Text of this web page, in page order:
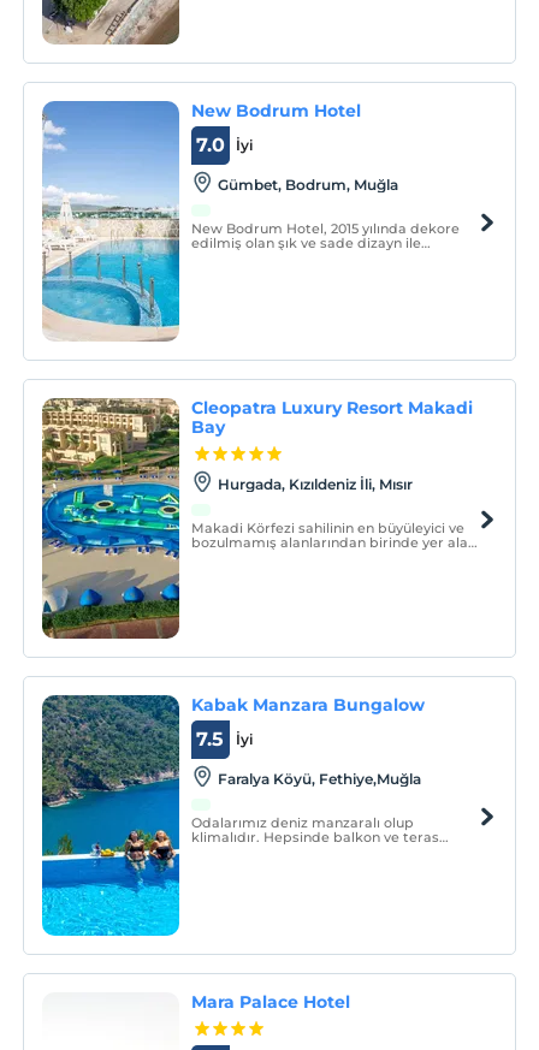
New Bodrum Hotel
İyi
7.0
Gümbet, Bodrum, Muğla
New Bodrum Hotel, 2015 yılında dekore
edilmiş olan şık ve sade dizayn ile
Cleopatra Luxury Resort Makadi
Bay
Hurgada, Kızıldeniz İli, Mısır
Makadi Körfezi sahilinin en büyüleyici ve
bozulmamış alanlarından birinde yer alan
Kabak Manzara Bungalow
İyi
7.5
Faralya Köyü, Fethiye,Muğla
Odalarımız deniz manzaralı olup
klimalıdır. Hepsinde balkon ve teras
Mara Palace Hotel